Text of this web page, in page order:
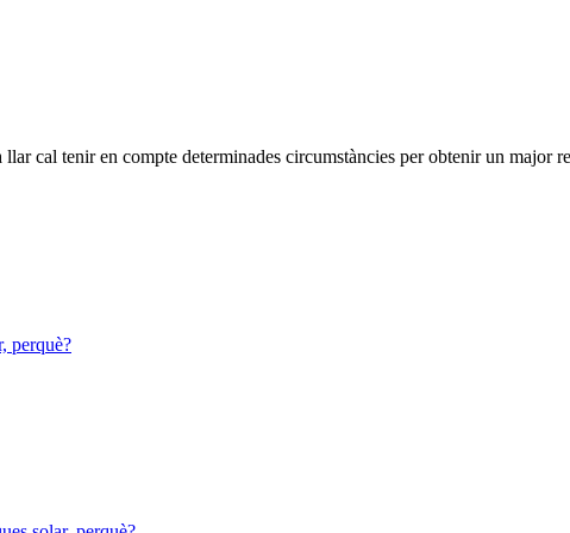
cal tenir en compte determinades circumstàncies per obtenir un major
perquè?